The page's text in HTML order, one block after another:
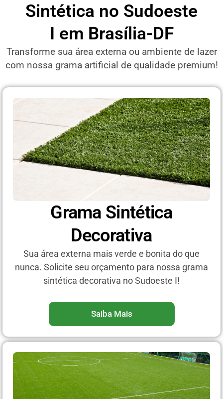
Sintética no Sudoeste
I em Brasília-DF
Transforme sua área externa ou ambiente de lazer
com nossa grama artificial de qualidade premium!
Grama Sintética
Decorativa
Sua área externa mais verde e bonita do que
nunca. Solicite seu orçamento para nossa grama
sintética decorativa no Sudoeste I!
Saiba Mais